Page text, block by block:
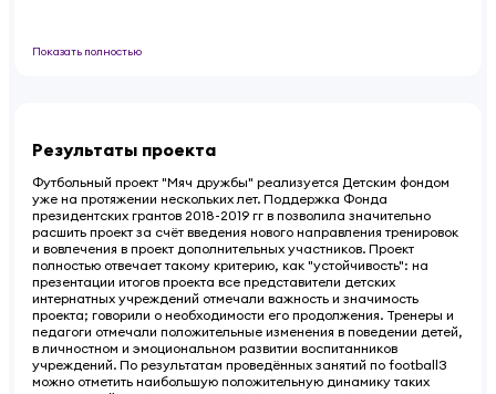
Показать полностью
Результаты проекта
Футбольный проект "Мяч дружбы" реализуется Детским фондом
уже на протяжении нескольких лет. Поддержка Фонда
президентских грантов 2018-2019 гг в позволила значительно
расшить проект за счёт введения нового направления тренировок
и вовлечения в проект дополнительных участников. Проект
полностью отвечает такому критерию, как "устойчивость": на
презентации итогов проекта все представители детских
интернатных учреждений отмечали важность и значимость
проекта; говорили о необходимости его продолжения. Тренеры и
педагоги отмечали положительные изменения в поведении детей,
в личностном и эмоциональном развитии воспитанников
учреждений. По результатам проведённых занятий по football3
можно отметить наибольшую положительную динамику таких